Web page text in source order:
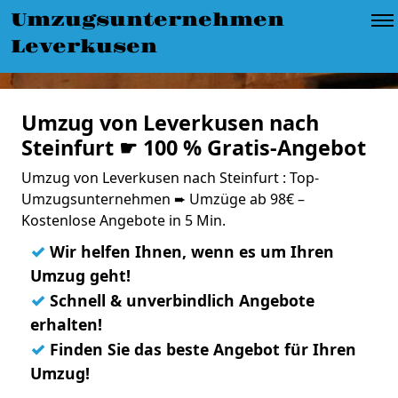
Umzugsunternehmen
Leverkusen
Umzug von Leverkusen nach
Steinfurt ☛ 100 % Gratis-Angebot
Umzug von Leverkusen nach Steinfurt : Top-
Umzugsunternehmen ➨ Umzüge ab 98€ –
Kostenlose Angebote in 5 Min.
✓ Wir helfen Ihnen, wenn es um Ihren
Umzug geht!
✓ Schnell & unverbindlich Angebote
erhalten!
✓ Finden Sie das beste Angebot für Ihren
Umzug!